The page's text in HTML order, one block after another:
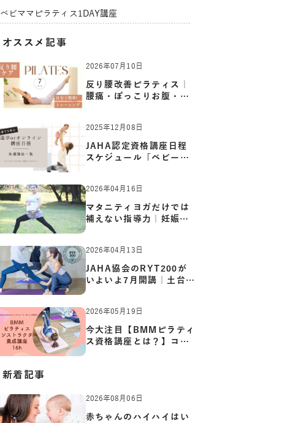
ベビママピラティス1DAY講座
オススメ記事
2026年07月10日
反り腰改善ピラティス｜
腰痛・ぽっこりお腹・姿
2025年12月08日
JAHA認定資格講座日程
スケジュール「ベビーヨ
2026年04月16日
マタニティヨガだけでは
補えない指導力｜妊娠期
の体…
2026年04月13日
JAHA協会のRYT200が
いよいよ7月開講｜土台か
ら応用ま…
2026年05月19日
今大注目【BMMピラティ
ス資格講座とは？】コア
からカ…
新着記事
2026年08月06日
赤ちゃんのハイハイはい